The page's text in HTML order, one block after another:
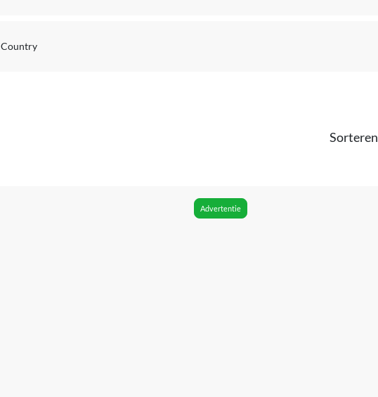
Country
Advertentie